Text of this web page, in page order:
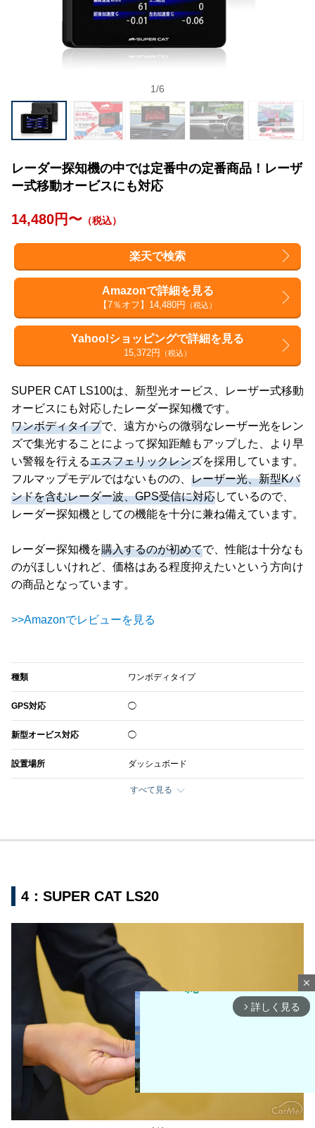
1/6
レーダー探知機の中では定番中の定番商品！レーザ
ー式移動オービスにも対応
14,480円〜 （税込）
楽天で検索
Amazonで詳細を見る
【7％オフ】14,480円 （税込）
Yahoo!ショッピングで詳細を見る
15,372円 （税込）
SUPER CAT LS100は、新型光オービス、レーザー式移動
オービスにも対応したレーダー探知機です。
ワンボディタイプで、遠方からの微弱なレーザー光をレン
ズで集光することによって探知距離もアップした、より早
い警報を行えるエスフェリックレンズを採用しています。
フルマップモデルではないものの、 レーザー光、新型Kバ
ンドを含むレーダー波、GPS受信に対応しているので、
レーダー探知機としての機能を十分に兼ね備えています。
レーダー探知機を購入するのが初めてで、性能は十分なも
のがほしいけれど、価格はある程度抑えたいという方向け
の商品となっています。
>>Amazonでレビューを見る
種類 ワンボディタイプ
GPS対応 ◯
新型オービス対応 ◯
設置場所 ダッシュボード
すべて見る
4：SUPER CAT LS20
close
arrow_forward_ios 詳しく見る